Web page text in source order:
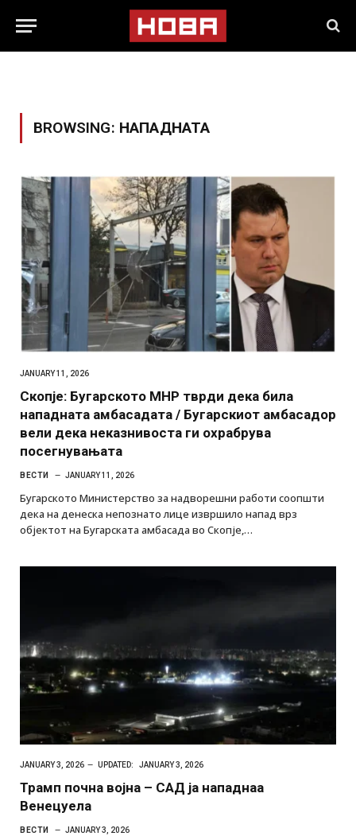
BROWSING: НАПАДНАТА
JANUARY 11, 2026
Скопје: Бугарското МНР тврди дека била
нападната амбасадата / Бугарскиот амбасадор
вели дека неказнивоста ги охрабрува
посегнувањата
ВЕСТИ JANUARY 11, 2026
Бугарското Министерство за надворешни работи соопшти
дека на денеска непознато лице извршило напад врз
објектот на Бугарската амбасада во Скопје,…
JANUARY 3, 2026 UPDATED: JANUARY 3, 2026
Трамп почна војна – САД ја нападнаа
Венецуела
ВЕСТИ JANUARY 3, 2026